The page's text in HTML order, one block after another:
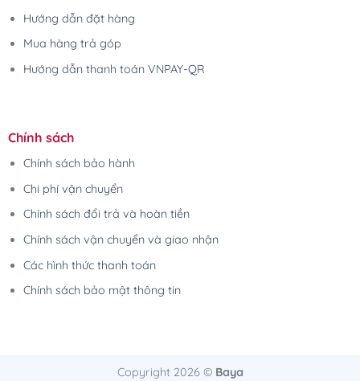
Hướng dẫn đặt hàng
Mua hàng trả góp
Hướng dẫn thanh toán VNPAY-QR
Chính sách
Chính sách bảo hành
Chi phí vận chuyển
Chính sách đổi trả và hoàn tiền
Chính sách vận chuyển và giao nhận
Các hình thức thanh toán
Chính sách bảo mật thông tin
Copyright 2026 © Baya